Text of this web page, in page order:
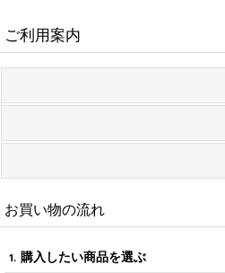
ご利用案内
お買い物の流れ
1. 購入したい商品を選ぶ